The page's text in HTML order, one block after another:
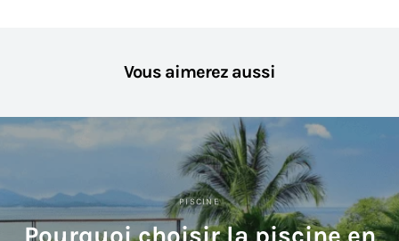
Vous aimerez aussi
PISCINE